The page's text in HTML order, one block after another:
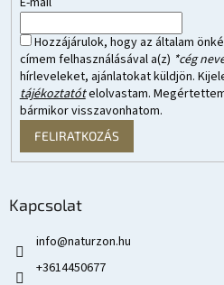
Hozzájárulok, hogy az általam
címem felhasználásával a(z) *cég
hírleveleket, ajánlatokat küldjön.
tájékoztatótelolvastam.
bármikor visszavonhatom.
FELIRATKOZÁS
Kapcsolat
info@naturzon.hu
+3614450677